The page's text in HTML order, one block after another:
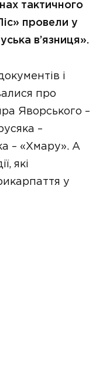
тактичного
провели у
в’язниця».
і
про
Яворського –
–
– «Хмару». А
які
у